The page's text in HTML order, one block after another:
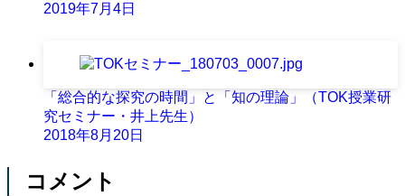
2019年7月4日
「総合的な探究の時間」と「知の理論」（TOK授業研
究セミナー・井上先生）
2018年8月20日
コメント